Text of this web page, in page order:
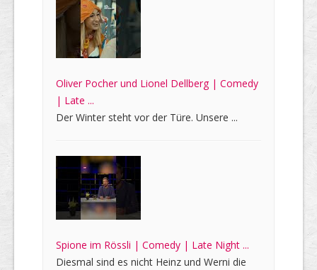
Oliver Pocher und Lionel Dellberg | Comedy
| Late ...
Der Winter steht vor der Türe. Unsere ...
Spione im Rössli | Comedy | Late Night ...
Diesmal sind es nicht Heinz und Werni die